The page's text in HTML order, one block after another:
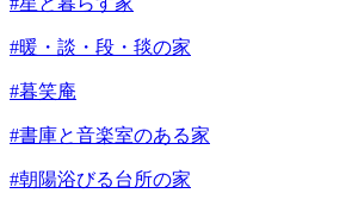
#暖・談・段・毯の家
#暮笑庵
#書庫と音楽室のある家
#朝陽浴びる台所の家